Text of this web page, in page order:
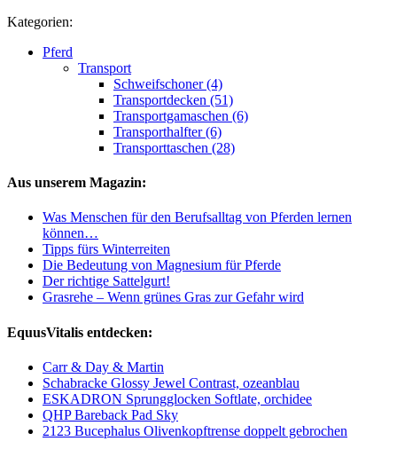
Kategorien:
Pferd
Transport
Schweifschoner (4)
Transportdecken (51)
Transportgamaschen (6)
Transporthalfter (6)
Transporttaschen (28)
Aus unserem Magazin:
Was Menschen für den Berufsalltag von Pferden lernen
können…
Tipps fürs Winterreiten
Die Bedeutung von Magnesium für Pferde
Der richtige Sattelgurt!
Grasrehe – Wenn grünes Gras zur Gefahr wird
EquusVitalis entdecken:
Carr & Day & Martin
Schabracke Glossy Jewel Contrast, ozeanblau
ESKADRON Sprungglocken Softlate, orchidee
QHP Bareback Pad Sky
2123 Bucephalus Olivenkopftrense doppelt gebrochen